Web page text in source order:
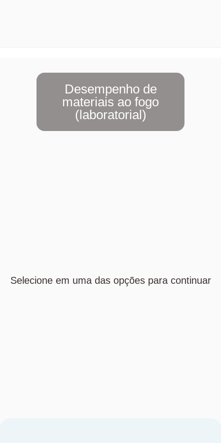
Desempenho de
materiais ao fogo
(laboratorial)
Selecione em uma das opções para continuar